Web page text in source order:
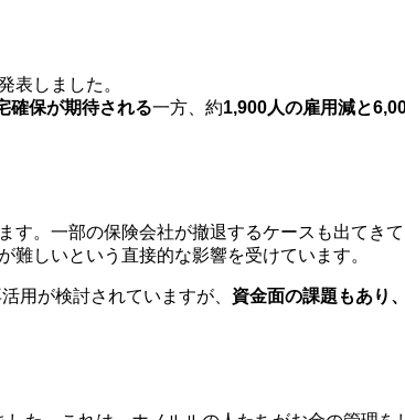
表しました。
確保が期待される一方、約1,900人の雇用減と
す。一部の保険会社が撤退するケースも出てきて
しいという直接的な影響を受けています。
活用が検討されていますが、 資金面の課題もあり